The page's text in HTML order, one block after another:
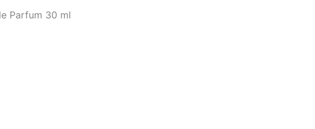
Parfum 30 ml